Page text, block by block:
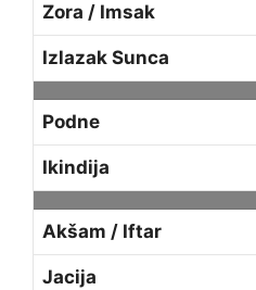
Zora / Imsak
Izlazak Sunca
Podne
Ikindija
Akšam / Iftar
Jacija